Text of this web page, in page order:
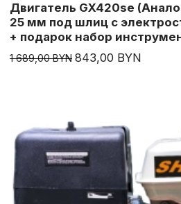
Двигатель GX420se
25 мм под шлиц с
+ подарок набор
1 689,00 BYN 843,00 BYN